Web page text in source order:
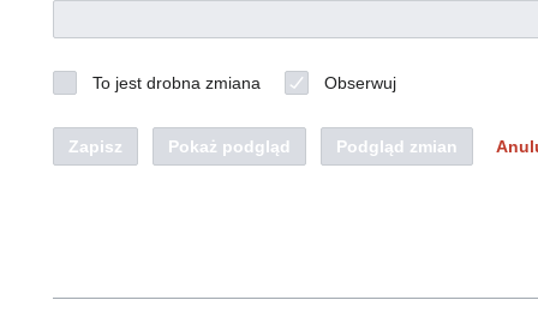
To jest drobna zmiana Obserwuj
Zapisz Pokaż podgląd Podgląd zmian